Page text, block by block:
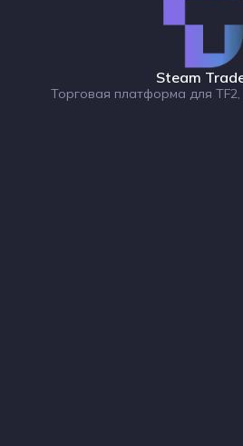
Steam
Торговая платформа для TF2,